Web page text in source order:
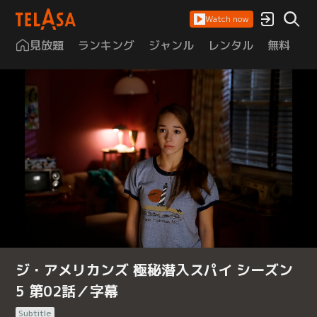
Watch now
見放題 ランキング ジャンル レンタル 無料
ジ・アメリカンズ 極秘潜入スパイ シーズン
5 第02話／字幕
Subtitle